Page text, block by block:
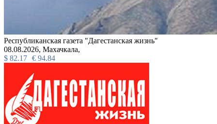
Республиканская газета "Дагестанская жизнь"
08.08.2026, Махачкала,
$ 82.17 € 94.84